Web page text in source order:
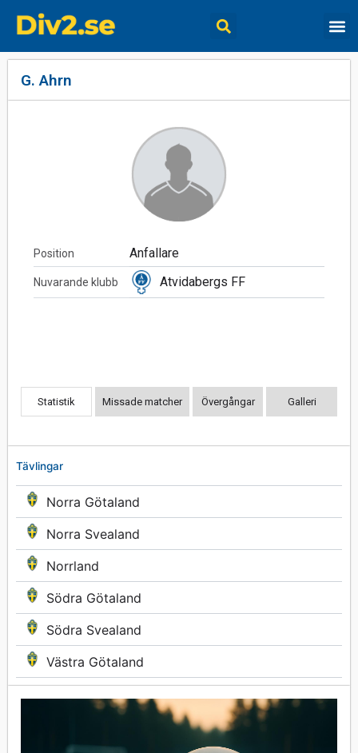
Tävlingar
Norra Götaland
Norra Svealand
Norrland
Södra Götaland
Södra Svealand
Västra Götaland
G. Ahrn
Position Anfallare
Nuvarande klubb Atvidabergs FF
Statistik Missade matcher Övergångar Galleri